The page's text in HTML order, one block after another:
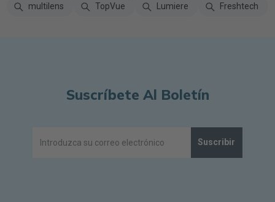
multilens
TopVue Lumiere Freshtech
Suscríbete Al Boletín
Suscribir